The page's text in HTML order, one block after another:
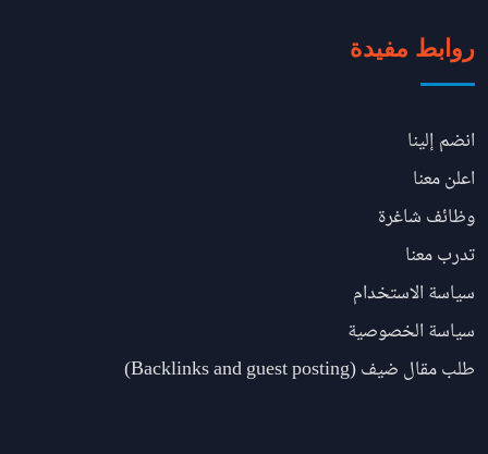
روابط مفيدة
انضم إلينا
اعلن معنا
وظائف شاغرة
تدرب معنا
سياسة الاستخدام
سياسة الخصوصية
طلب مقال ضيف (Backlinks and guest posting)